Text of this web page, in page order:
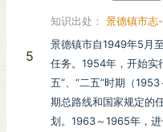
5
知识出处： 景德镇市志
景德镇市自1949年5月
任务。1954年，开始实
五”、“二五”时期（
期总路线和国家规定的
划。1963～1965年，